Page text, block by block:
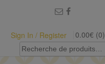
Sign In / Register
0.00€ (0)
Recherche
pour :